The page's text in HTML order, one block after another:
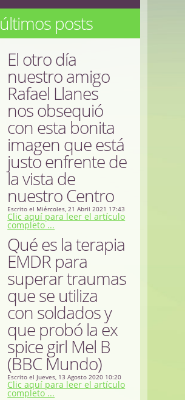
últimos posts
El otro día
nuestro amigo
Rafael Llanes
nos obsequió
con esta bonita
imagen que está
justo enfrente de
la vista de
nuestro Centro
Escrito el Miércoles, 21 Abril 2021 17:43
Clic aquí para leer el artículo
completo ...
Qué es la terapia
EMDR para
superar traumas
que se utiliza
con soldados y
que probó la ex
spice girl Mel B
(BBC Mundo)
Escrito el Jueves, 13 Agosto 2020 10:20
Clic aquí para leer el artículo
completo ...